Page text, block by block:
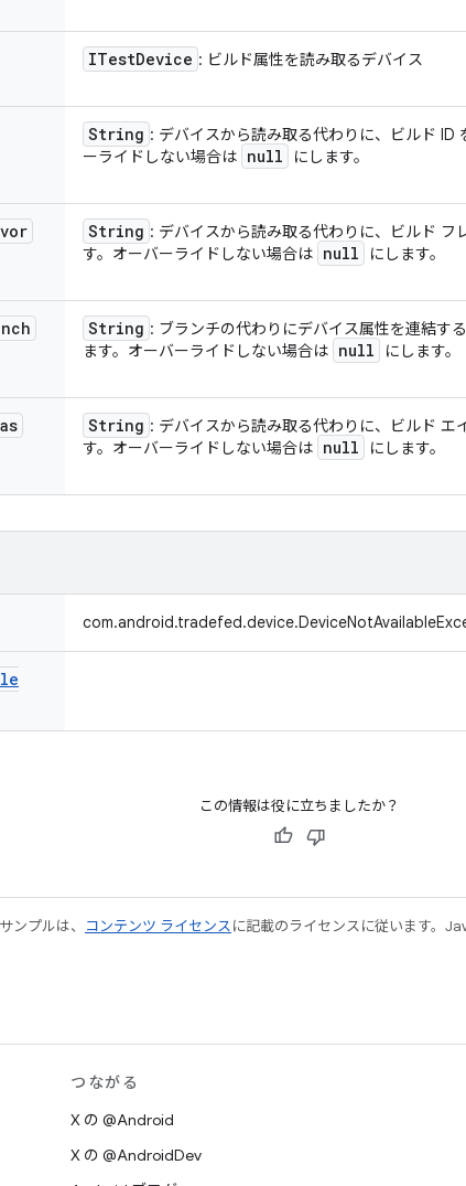
ITestDevice : ビルド属性を読み取るデバイス
String : デバイスから読み取る代わりに、ビルド ID
ーライドしない場合は null にします。
String : デバイスから読み取る代わりに、ビルド フ
す。オーバーライドしない場合は null にします。
String : ブランチの代わりにデバイス属性を連結す
ます。オーバーライドしない場合は null にします。
String : デバイスから読み取る代わりに、ビルド エ
す。オーバーライドしない場合は null にします。
この情報は役に立ちましたか？
ンプルは、 コンテンツ ライセンスに記載のライセンスに従います。
つながる
X の @Android
X の @AndroidDev